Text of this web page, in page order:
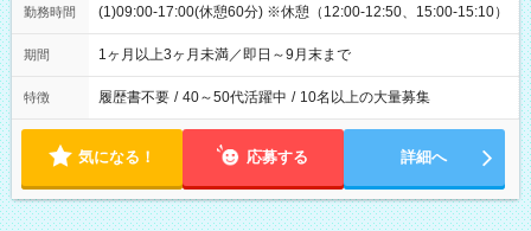
勤務時間 (1)09:00-17:00(休憩60分) ※休憩（12:00-12:50、15:00-15:10）
期間 1ヶ月以上3ヶ月未満／即日～9月末まで
特徴 履歴書不要 / 40～50代活躍中 / 10名以上の大量募集
気になる！ 応募する 詳細へ